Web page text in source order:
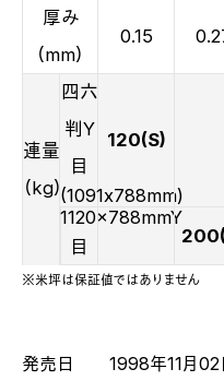
厚み
（mm）
0.15
連量
（kg）
四六
判Y
目
(1091x788mm)
120(S)
1120x788mmY
目
※米坪は保証値ではありません
発売日
1998年11月02